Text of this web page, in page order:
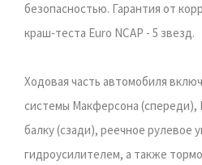
безопасностью. Гарантия от
краш-теста Euro NCAP - 5 звезд.
Ходовая часть автомобиля
системы Макферсона
балку (сзади), реечное рулевое
гидроусилителем, а также